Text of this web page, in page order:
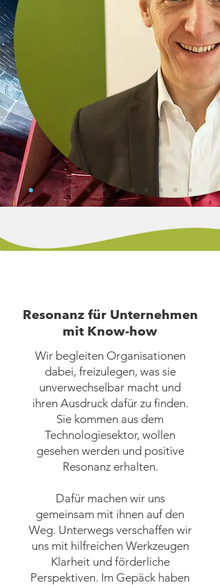
Resonanz für Unternehmen
mit Know-how
Wir begleiten Organisationen
dabei, freizulegen, was sie
unverwechselbar macht und
ihren Ausdruck dafür zu finden.
Sie kommen aus dem
Technologiesektor, wollen
gesehen werden und positive
Resonanz erhalten.
Dafür machen wir uns
gemeinsam mit ihnen auf den
Weg. Unterwegs verschaffen wir
uns mit hilfreichen Werkzeugen
Klarheit und förderliche
Perspektiven. Im Gepäck haben